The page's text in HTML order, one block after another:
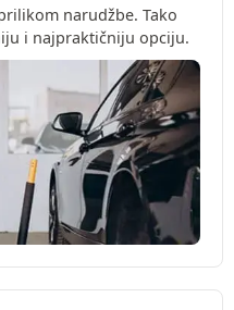
narudžbe. Tako
i najpraktičniju opciju.